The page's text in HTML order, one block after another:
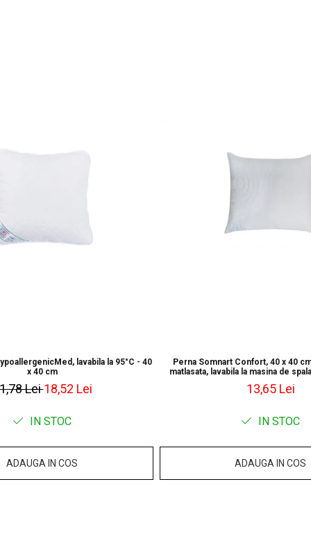
Folositi o
Produsele
Certificare
de luare a
– un sinonim
lavabila la 95°C - 40
x 40 cm
Lei18,52 Lei
IN STOC
ADAUGA IN COS
Perna Somnart Confort, 40 x 40
matlasata, lavabila la masina de
13,65 Lei
IN STOC
ADAUGA IN COS